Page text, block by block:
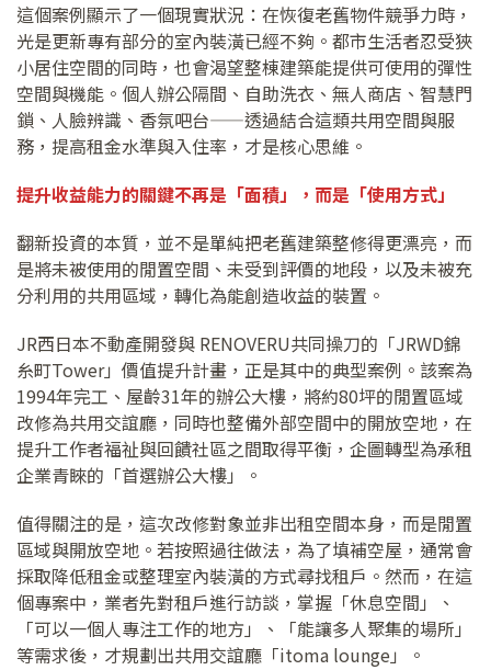
這個案例顯示了一個現實狀況：在恢復老舊物件競爭力時，
光是更新專有部分的室內裝潢已經不夠。都市生活者忍受狹
小居住空間的同時，也會渴望整棟建築能提供可使用的彈性
空間與機能。個人辦公隔間、自助洗衣、無人商店、智慧門
鎖、人臉辨識、香氛吧台——透過結合這類共用空間與服
務，提高租金水準與入住率，才是核心思維。
提升收益能力的關鍵不再是「面積」，而是「使用方式」
翻新投資的本質，並不是單純把老舊建築整修得更漂亮，而
是將未被使用的閒置空間、未受到評價的地段，以及未被充
分利用的共用區域，轉化為能創造收益的裝置。
JR西日本不動產開發與 RENOVERU共同操刀的「JRWD錦
糸町Tower」價值提升計畫，正是其中的典型案例。該案為
1994年完工、屋齡31年的辦公大樓，將約80坪的閒置區域
改修為共用交誼廳，同時也整備外部空間中的開放空地，在
提升工作者福祉與回饋社區之間取得平衡，企圖轉型為承租
企業青睞的「首選辦公大樓」。
值得關注的是，這次改修對象並非出租空間本身，而是閒置
區域與開放空地。若按照過往做法，為了填補空屋，通常會
採取降低租金或整理室內裝潢的方式尋找租戶。然而，在這
個專案中，業者先對租戶進行訪談，掌握「休息空間」、
「可以一個人專注工作的地方」、「能讓多人聚集的場所」
等需求後，才規劃出共用交誼廳「itoma lounge」。